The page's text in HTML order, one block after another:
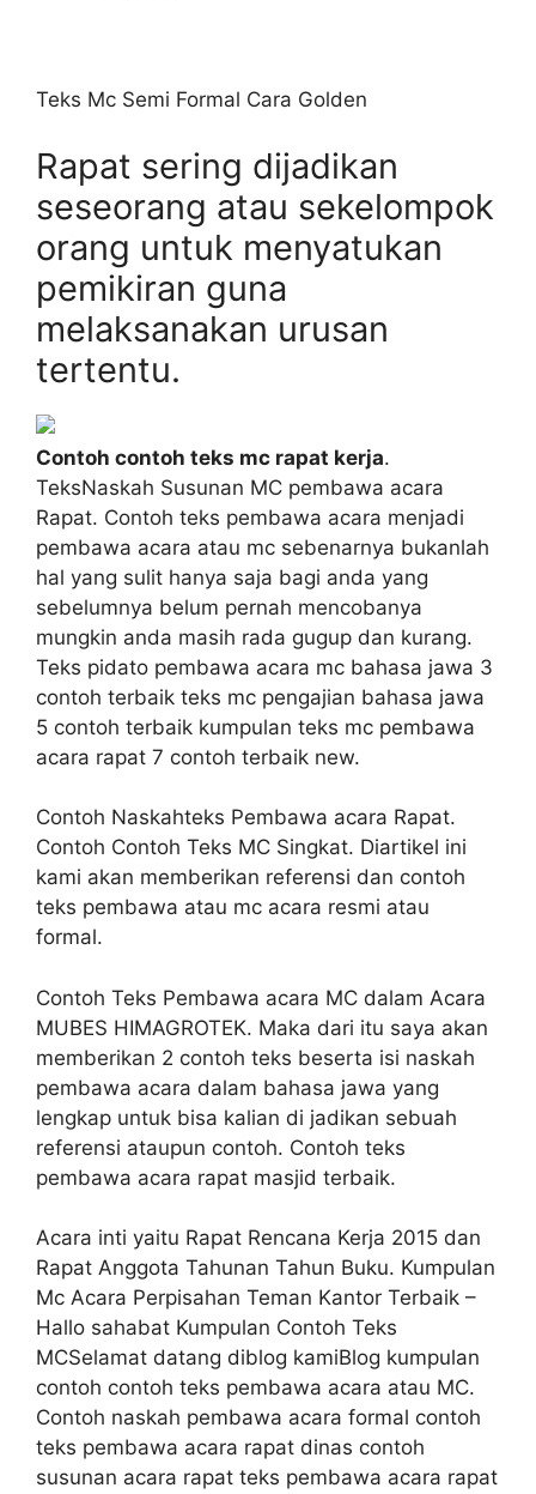
Teks Mc Semi Formal Cara Golden
Rapat sering dijadikan
seseorang atau sekelompok
orang untuk menyatukan
pemikiran guna
melaksanakan urusan
tertentu.
Contoh contoh teks mc rapat kerja.
TeksNaskah Susunan MC pembawa acara
Rapat. Contoh teks pembawa acara menjadi
pembawa acara atau mc sebenarnya bukanlah
hal yang sulit hanya saja bagi anda yang
sebelumnya belum pernah mencobanya
mungkin anda masih rada gugup dan kurang.
Teks pidato pembawa acara mc bahasa jawa 3
contoh terbaik teks mc pengajian bahasa jawa
5 contoh terbaik kumpulan teks mc pembawa
acara rapat 7 contoh terbaik new.
Contoh Naskahteks Pembawa acara Rapat.
Contoh Contoh Teks MC Singkat. Diartikel ini
kami akan memberikan referensi dan contoh
teks pembawa atau mc acara resmi atau
formal.
Contoh Teks Pembawa acara MC dalam Acara
MUBES HIMAGROTEK. Maka dari itu saya akan
memberikan 2 contoh teks beserta isi naskah
pembawa acara dalam bahasa jawa yang
lengkap untuk bisa kalian di jadikan sebuah
referensi ataupun contoh. Contoh teks
pembawa acara rapat masjid terbaik.
Acara inti yaitu Rapat Rencana Kerja 2015 dan
Rapat Anggota Tahunan Tahun Buku. Kumpulan
Mc Acara Perpisahan Teman Kantor Terbaik –
Hallo sahabat Kumpulan Contoh Teks
MCSelamat datang diblog kamiBlog kumpulan
contoh contoh teks pembawa acara atau MC.
Contoh naskah pembawa acara formal contoh
teks pembawa acara rapat dinas contoh
susunan acara rapat teks pembawa acara rapat